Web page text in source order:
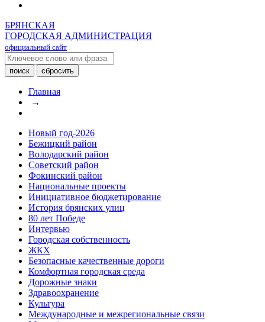
БРЯНСКАЯ
ГОРОДСКАЯ АДМИНИСТРАЦИЯ
официальный сайт
Главная
→
Новый год-2026
Бежицкий район
Володарский район
Советский район
Фокинский район
Национальные проекты
Инициативное бюджетирование
История брянских улиц
80 лет Победе
Интервью
Городская собственность
ЖКХ
Безопасные качественные дороги
Комфортная городская среда
Дорожные знаки
Здравоохранение
Культура
Международные и межрегиональные связи